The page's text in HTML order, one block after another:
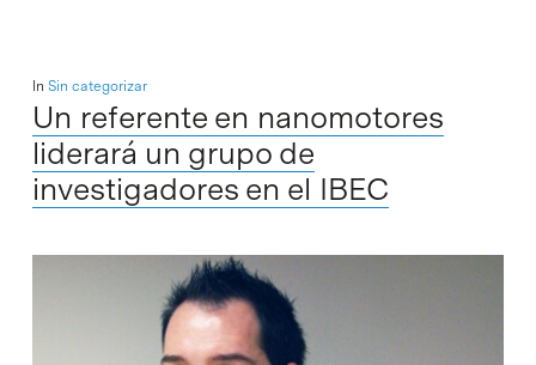
In Sin categorizar
Un referente en nanomotores
liderará un grupo de
investigadores en el IBEC